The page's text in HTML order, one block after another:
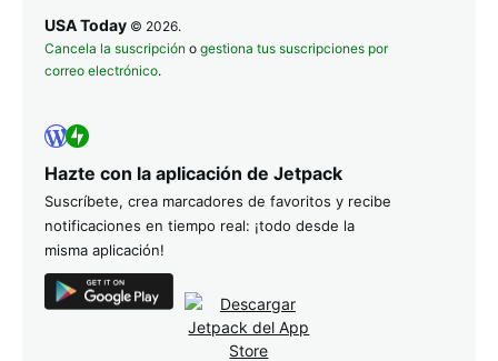
USA Today © 2026.
Cancela la suscripción o gestiona tus suscripciones por
correo electrónico.
Hazte con la aplicación de Jetpack
Suscríbete, crea marcadores de favoritos y recibe
notificaciones en tiempo real: ¡todo desde la
misma aplicación!